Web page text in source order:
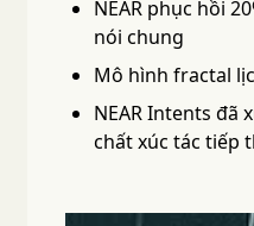
NEAR phục hồi
nói chung
Mô hình fractal
NEAR Intents đã
chất xúc tác tiếp